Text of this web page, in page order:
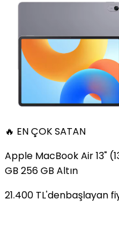
🔥 EN ÇOK SATAN
Apple MacBook Air 13"
GB 256 GB Altın
21.400 TL'denbaşlayan